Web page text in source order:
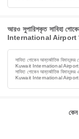
আরও সুপারিশকৃত সাবিহা
International Airport
সাবিহা গোকেন আন্তর্জাতিক বিমানবন্দর
Kuwait International Airport
সাবিহা গোকেন আন্তর্জাতিক
Kuwait International Airport